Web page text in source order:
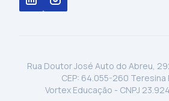
Rua Doutor José Auto do Abreu,
CEP: 64.055-260 Teresina
Vortex Educação - CNPJ